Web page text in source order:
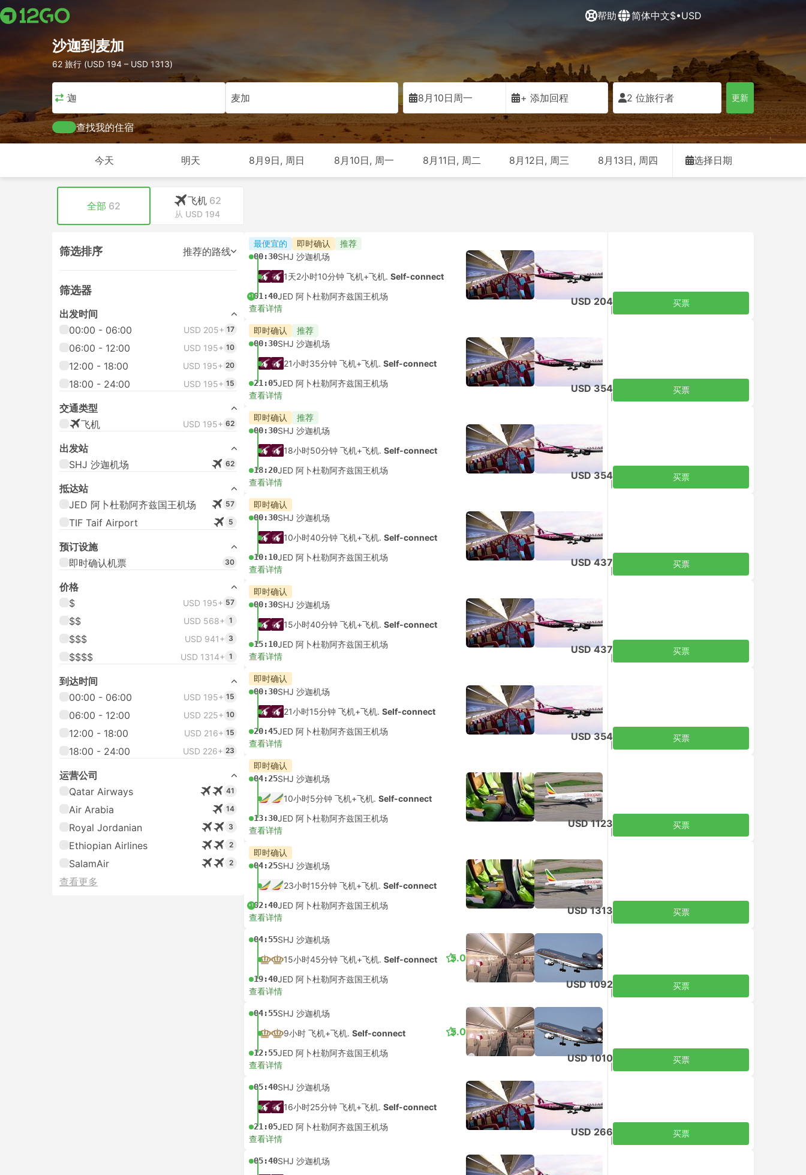
帮助 简体中文$•USD
沙迦到麦加
62 旅行 (USD 194 – USD 1313)
沙迦 麦加 8月10日周一 + 添加回程 2 位旅行者 更新
查找我的住宿
今天 明天 8月9日, 周日 8月10日, 周一 8月11日, 周二 8月12日, 周三 8月13日, 周四 选择日期
全部 62 飞机 62
从 USD 194
筛选排序 推荐的路线
筛选器
出发时间
00:00 - 06:00
USD 205+ 17
06:00 - 12:00 USD 195+ 10
12:00 - 18:00 USD 195+ 20
18:00 - 24:00 USD 195+ 15
交通类型
飞机
USD 195+ 62
出发站
SHJ 沙迦机场
62
抵达站
JED 阿卜杜勒阿齐兹国王机场
57
TIF Taif Airport 5
预订设施
即时确认机票
30
价格
$
USD 195+ 57
$$ USD 568+ 1
$$$ USD 941+ 3
$$$$ USD 1314+ 1
到达时间
00:00 - 06:00
USD 195+ 15
06:00 - 12:00 USD 225+ 10
12:00 - 18:00 USD 216+ 15
18:00 - 24:00 USD 226+ 23
运营公司
Qatar Airways
41
Air Arabia 14
Royal Jordanian 3
Ethiopian Airlines 2
SalamAir 2
查看更多
最便宜的 即时确认 推荐
00:30SHJ 沙迦机场
1天2小时10分钟 飞机+飞机. Self-connect
+101:40JED 阿卜杜勒阿齐兹国王机场
查看详情
USD 204 买票
即时确认 推荐
00:30SHJ 沙迦机场
21小时35分钟 飞机+飞机. Self-connect
21:05JED 阿卜杜勒阿齐兹国王机场
查看详情
USD 354 买票
即时确认 推荐
00:30SHJ 沙迦机场
18小时50分钟 飞机+飞机. Self-connect
18:20JED 阿卜杜勒阿齐兹国王机场
查看详情
USD 354 买票
即时确认
00:30SHJ 沙迦机场
10小时40分钟 飞机+飞机. Self-connect
10:10JED 阿卜杜勒阿齐兹国王机场
查看详情
USD 437 买票
即时确认
00:30SHJ 沙迦机场
15小时40分钟 飞机+飞机. Self-connect
15:10JED 阿卜杜勒阿齐兹国王机场
查看详情
USD 437 买票
即时确认
00:30SHJ 沙迦机场
21小时15分钟 飞机+飞机. Self-connect
20:45JED 阿卜杜勒阿齐兹国王机场
查看详情
USD 354 买票
即时确认
04:25SHJ 沙迦机场
10小时5分钟 飞机+飞机. Self-connect
13:30JED 阿卜杜勒阿齐兹国王机场
查看详情
USD 1123 买票
即时确认
04:25SHJ 沙迦机场
23小时15分钟 飞机+飞机. Self-connect
+102:40JED 阿卜杜勒阿齐兹国王机场
查看详情
USD 1313 买票
04:55SHJ 沙迦机场
15小时45分钟 飞机+飞机. Self-connect
19:40JED 阿卜杜勒阿齐兹国王机场
5.0
查看详情
USD 1092 买票
04:55SHJ 沙迦机场
9小时 飞机+飞机. Self-connect
12:55JED 阿卜杜勒阿齐兹国王机场
5.0
查看详情
USD 1010 买票
05:40SHJ 沙迦机场
16小时25分钟 飞机+飞机. Self-connect
21:05JED 阿卜杜勒阿齐兹国王机场
查看详情
USD 266 买票
05:40SHJ 沙迦机场